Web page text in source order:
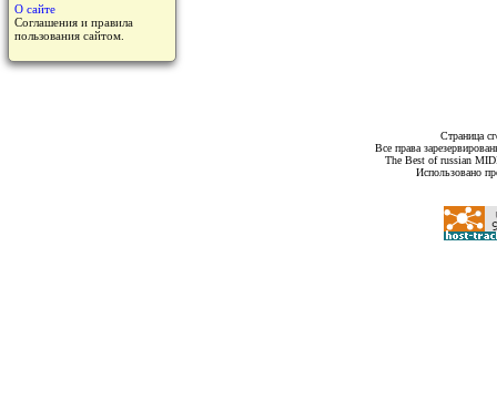
О сайте
Соглашения и правила
пользования сайтом.
Страница
Все права
The Best of russian
Использовано